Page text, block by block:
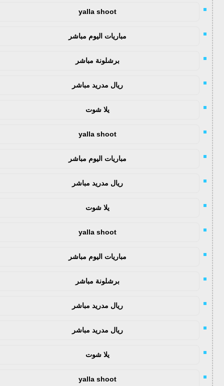
yalla shoot
مباريات اليوم مباشر
برشلونة مباشر
ريال مدريد مباشر
يلا شوت
yalla shoot
مباريات اليوم مباشر
ريال مدريد مباشر
يلا شوت
yalla shoot
مباريات اليوم مباشر
برشلونة مباشر
ريال مدريد مباشر
ريال مدريد مباشر
يلا شوت
yalla shoot